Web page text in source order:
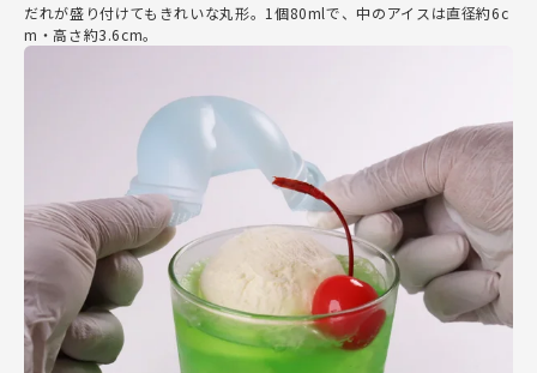
だれが盛り付けてもきれいな丸形。1個80mlで、中のアイスは直径約6c
m・高さ約3.6cm。